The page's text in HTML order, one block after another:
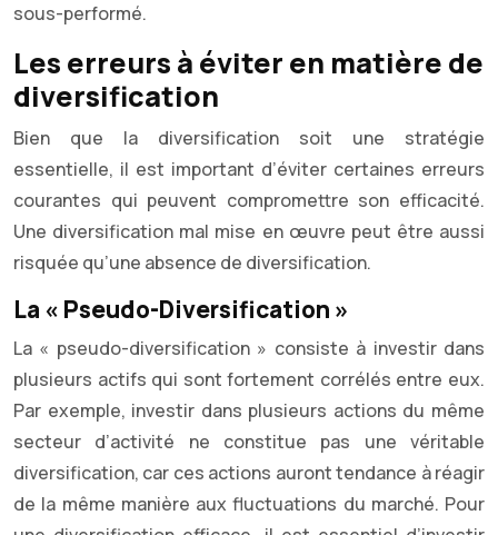
sous-performé.
Les erreurs à éviter en matière de
diversification
Bien que la diversification soit une stratégie
essentielle, il est important d’éviter certaines erreurs
courantes qui peuvent compromettre son efficacité.
Une diversification mal mise en œuvre peut être aussi
risquée qu’une absence de diversification.
La « Pseudo-Diversification »
La « pseudo-diversification » consiste à investir dans
plusieurs actifs qui sont fortement corrélés entre eux.
Par exemple, investir dans plusieurs actions du même
secteur d’activité ne constitue pas une véritable
diversification, car ces actions auront tendance à réagir
de la même manière aux fluctuations du marché. Pour